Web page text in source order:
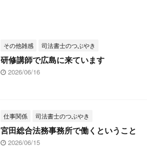
その他雑感 司法書士のつぶやき
研修講師で広島に来ています
2026/06/16
仕事関係 司法書士のつぶやき
宮田総合法務事務所で働くということ
2026/06/15